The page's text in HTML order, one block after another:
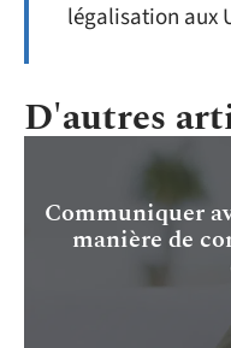
légalisation aux
D'autres
Communiquer
manière de